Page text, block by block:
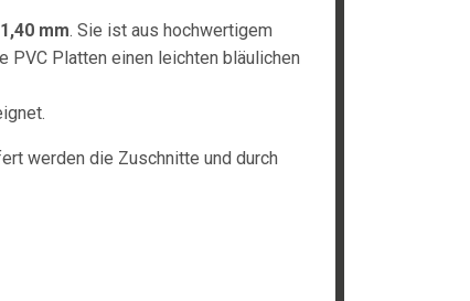
1,40 mm. Sie ist aus hochwertigem
PVC Platten einen leichten bläulichen
werden die Zuschnitte und durch